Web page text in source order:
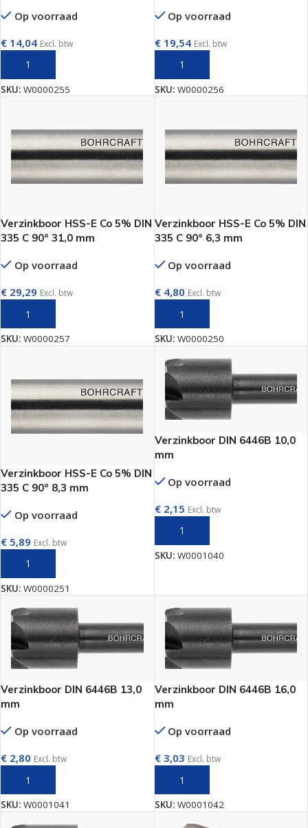
Op voorraad
€ 14,04 Excl. btw
SKU: W0000255
Op voorraad
€19,54 Excl. btw
SKU: W0000256
Verzinkboor HSS-E Co 5% DIN
335 C 90° 31,0 mm
Op voorraad
€ 29,29 Excl. btw
SKU: W0000257
Verzinkboor HSS-E Co 5% DIN
335 C 90° 6,3 mm
Op voorraad
€4,80 Excl. btw
SKU: W0000250
Verzinkboor HSS-E Co 5% DIN
335 C 90° 8,3 mm
Op voorraad
€ 5,89 Excl. btw
SKU: W0000251
Verzinkboor DIN 6446B 10,0
mm
Op voorraad
€2,15 Excl. btw
SKU: W0001040
Verzinkboor DIN 6446B 13,0
mm
Op voorraad
€ 2,80 Excl. btw
SKU: W0001041
Verzinkboor DIN 6446B 16,0
mm
Op voorraad
€3,03 Excl. btw
SKU: W0001042